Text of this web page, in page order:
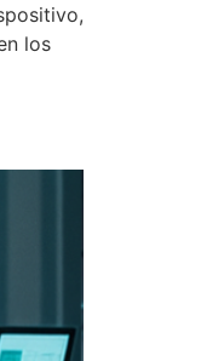
los